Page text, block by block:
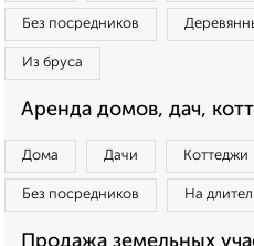
Без посредников
Из бруса
Аренда домов, дач,
Дома Дачи Коттеджи
Без посредников На
Продажа земельных